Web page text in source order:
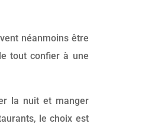
néanmoins être
tout confier à une
la nuit et manger
le choix est